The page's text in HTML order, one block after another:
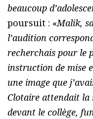
beaucoup
poursuit : «Malik,
l’audition
recherchais pour le
instruction de mise
une image que
Clotaire attendait la
devant le collège,